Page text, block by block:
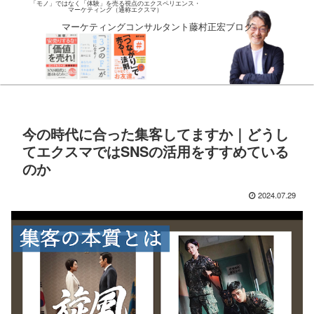
「モノ」ではなく「体験」を売る視点のエクスペリエンス・
マーケティング（通称エクスマ）
マーケティングコンサルタント藤村正宏ブログ
今の時代に合った集客してますか｜どうし
てエクスマではSNSの活用をすすめている
のか
2024.07.29